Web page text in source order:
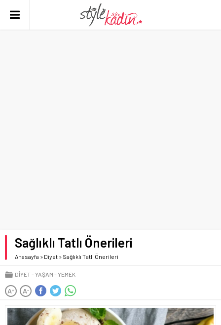
Sağlıklı Tatlı Önerileri
Anasayfa » Diyet » Sağlıklı Tatlı Önerileri
DIYET YAŞAM YEMEK
A+ A-